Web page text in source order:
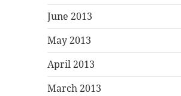
June 2013
May 2013
April 2013
March 2013